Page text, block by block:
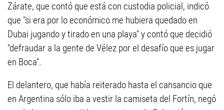
Zárate, que contó que está con custodia policial, indicó
que "si era por lo económico me hubiera quedado en
Dubai jugando y tirado en una playa" y contó que decidió
"defraudar a la gente de Vélez por el desafío que es jugar
en Boca".
El delantero, que había reiterado hasta el cansancio que
en Argentina sólo iba a vestir la camiseta del Fortín, negó